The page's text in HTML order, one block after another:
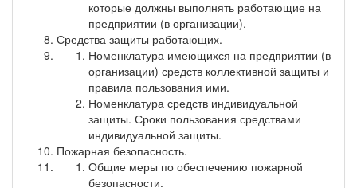
которые должны выполнять работающие на
предприятии (в организации).
Средства защиты работающих.
Номенклатура имеющихся на предприятии (в
организации) средств коллективной защиты и
правила пользования ими.
Номенклатура средств индивидуальной
защиты. Сроки пользования средствами
индивидуальной защиты.
Пожарная безопасность.
Общие меры по обеспечению пожарной
безопасности.